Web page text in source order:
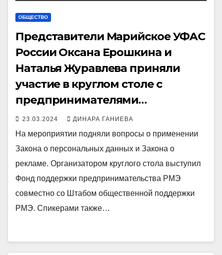
ОБЩЕСТВО
Представители Марийское УФАС
России Оксана Ерошкина и
Наталья Журавлева приняли
участие в круглом столе с
предпринимателями
Республики Марий Эл
23.03.2024 ДИНАРА ГАНИЕВА
На мероприятии подняли вопросы о применении
Закона о персональных данных и Закона о
рекламе. Организатором круглого стола выступил
Фонд поддержки предпринимательства РМЭ
совместно со Штабом общественной поддержки
РМЭ. Спикерами также…